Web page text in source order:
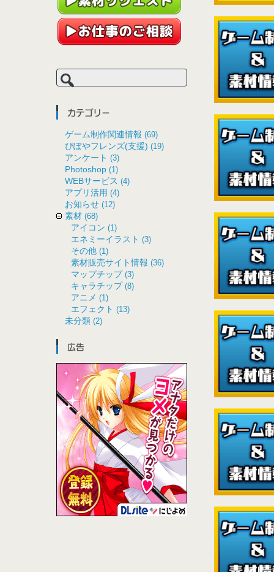
検
索:
カテゴリー
ゲーム制作関連情報 (69)
ぴぽやフレンズ(支援) (19)
アンケート (3)
Photoshop (1)
WEBサービス (4)
アプリ活用 (4)
お知らせ (12)
素材 (68)
アイコン (1)
エネミーイラスト (3)
その他 (1)
素材販売サイト情報 (36)
マップチップ (3)
キャラチップ (8)
アニメ (1)
エフェクト (13)
未分類 (2)
広告